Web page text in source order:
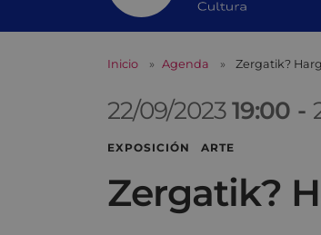
Inicio Agenda Zergatik?
22/09/202319:00 -
EXPOSICIÓN ARTE
Zergatik?